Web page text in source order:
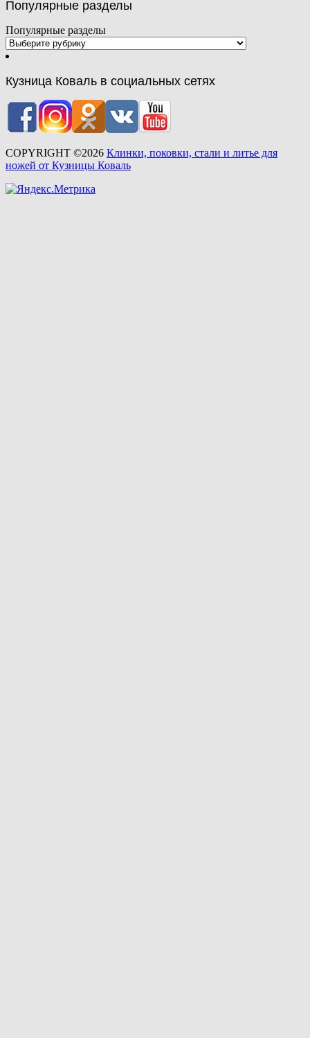
Популярные разделы
Популярные разделы
Кузница Коваль в социальных сетях
COPYRIGHT ©2026 Клинки, поковки, стали и литье для
ножей от Кузницы Коваль